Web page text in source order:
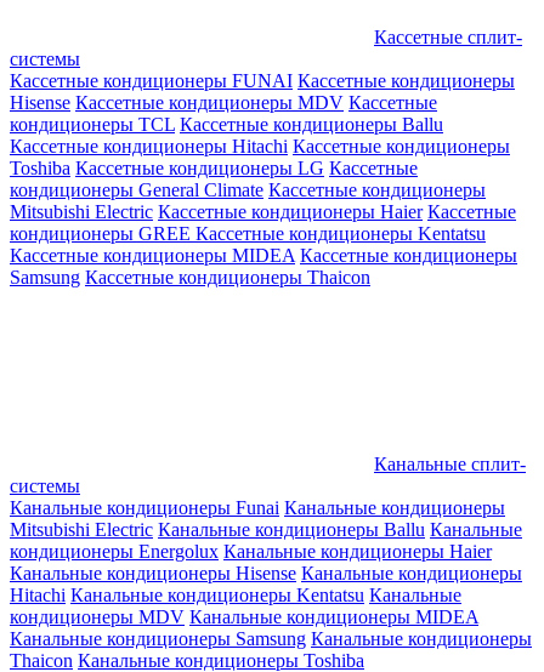
Кассетные сплит-
системы
Кассетные кондиционеры FUNAI Кассетные кондиционеры
Hisense Кассетные кондиционеры MDV Кассетные
кондиционеры TCL Кассетные кондиционеры Ballu
Кассетные кондиционеры Hitachi Кассетные кондиционеры
Toshiba Кассетные кондиционеры LG Кассетные
кондиционеры General Climate Кассетные кондиционеры
Mitsubishi Electric Кассетные кондиционеры Haier Кассетные
кондиционеры GREE Кассетные кондиционеры Kentatsu
Кассетные кондиционеры MIDEA Кассетные кондиционеры
Samsung Кассетные кондиционеры Thaicon
Канальные сплит-
системы
Канальные кондиционеры Funai Канальные кондиционеры
Mitsubishi Electric Канальные кондиционеры Ballu Канальные
кондиционеры Energolux Канальные кондиционеры Haier
Канальные кондиционеры Hisense Канальные кондиционеры
Hitachi Канальные кондиционеры Kentatsu Канальные
кондиционеры MDV Канальные кондиционеры MIDEA
Канальные кондиционеры Samsung Канальные кондиционеры
Thaicon Канальные кондиционеры Toshiba